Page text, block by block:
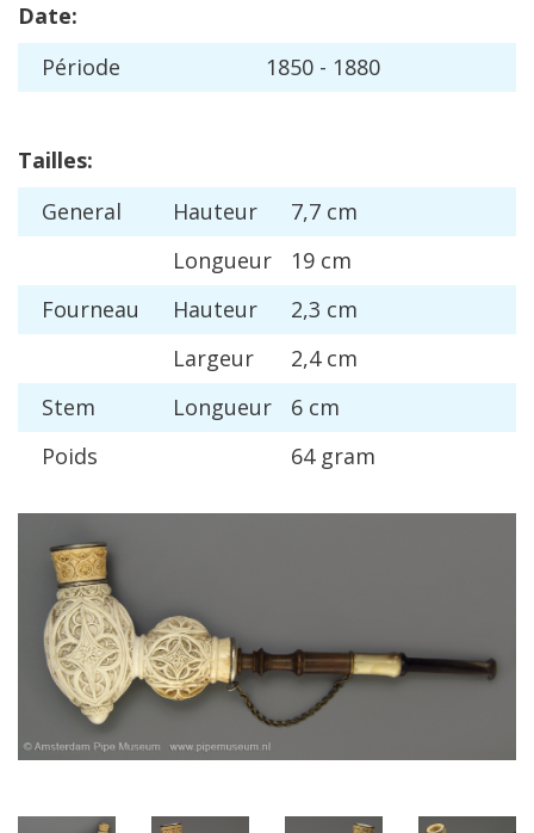
Date:
Période 1850 - 1880
Tailles:
General
Hauteur 7,7 cm
Longueur
19 cm
Fourneau
Hauteur 2,3 cm
Largeur
2,4 cm
Stem
Longueur 6 cm
Poids
64 gram